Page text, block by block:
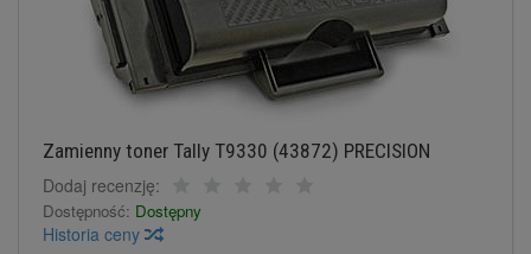
Zamienny toner Tally T9330 (43872) PRECISION
Dodaj recenzję:
Dostępność: Dostępny
Historia ceny